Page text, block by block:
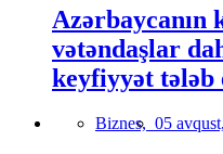
Azərbaycanın
vətəndaşlar
keyfiyyət
Biznes, 05